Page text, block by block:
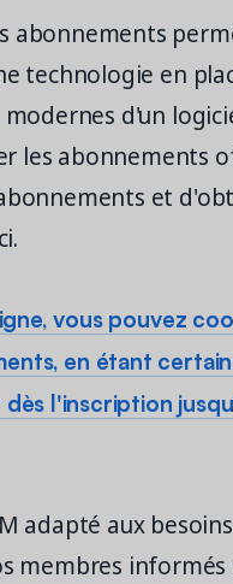
abonnements
technologie en
d'un
les abonnements
et
vous pouvez
en étant
l'inscription
adapté aux
membres